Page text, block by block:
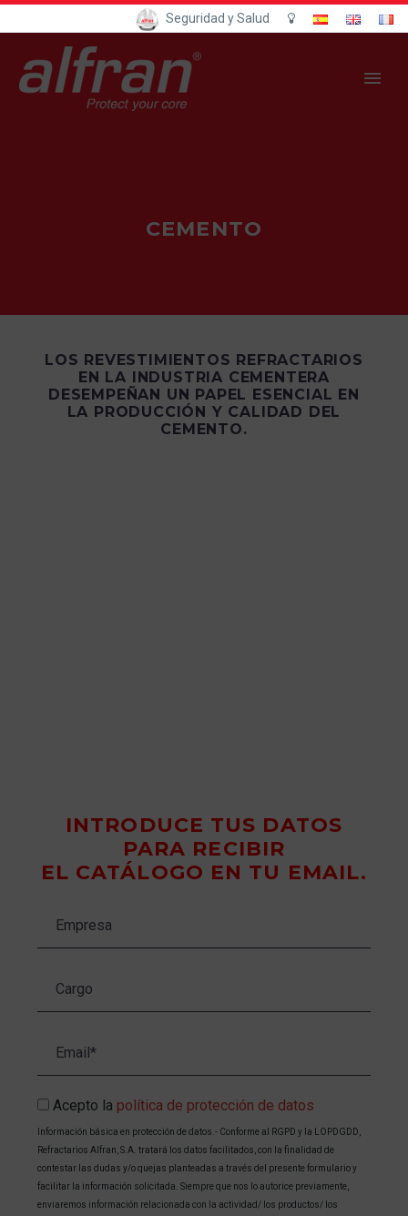
Seguridad y Salud
CEMENTO
LOS REVESTIMIENTOS REFRACTARIOS
EN LA INDUSTRIA CEMENTERA
DESEMPEÑAN UN PAPEL ESENCIAL EN
LA PRODUCCIÓN Y CALIDAD DEL
CEMENTO.
INTRODUCE TUS DATOS
PARA RECIBIR
EL CATÁLOGO EN TU EMAIL.
Acepto la política de protección de datos
Información básica en protección de datos.- Conforme al RGPD y la LOPDGDD,
Refractarios Alfran, S.A. tratará los datos facilitados, con la finalidad de
contestar las dudas y/o quejas planteadas a través del presente formulario y
facilitar la información solicitada. Siempre que nos lo autorice previamente,
enviaremos información relacionada con la actividad/ los productos/ los